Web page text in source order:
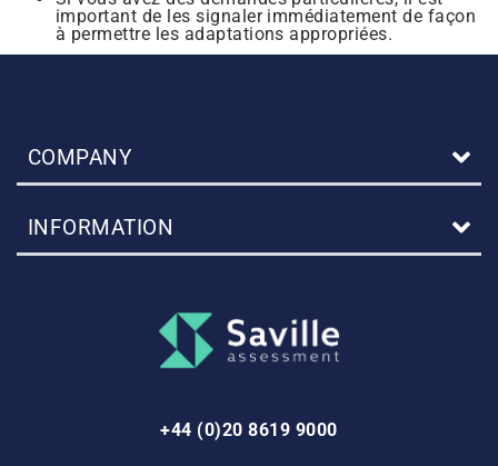
important de les signaler immédiatement de façon
à permettre les adaptations appropriées.
COMPANY
INFORMATION
+44 (0)20 8619 9000